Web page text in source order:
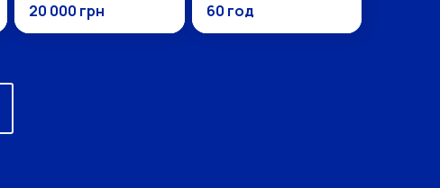
20 000 грн 60 год